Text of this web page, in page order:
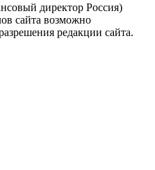
директор Россия)
сайта возможно
редакции сайта.